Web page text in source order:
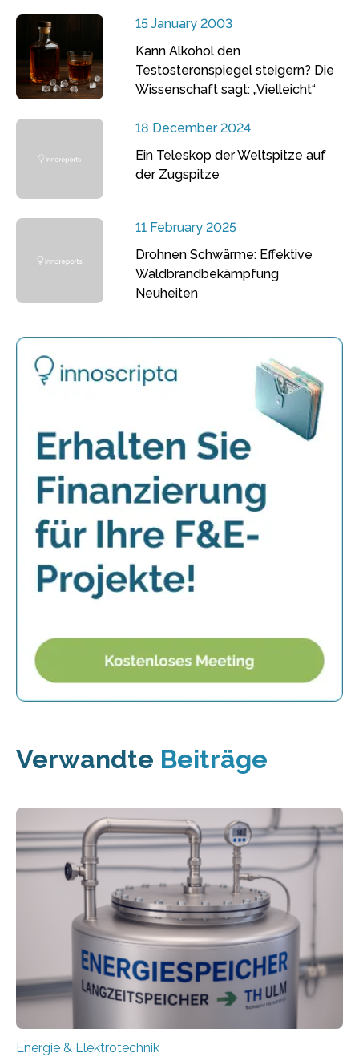
15 January 2003
Kann Alkohol den
Testosteronspiegel steigern? Die
Wissenschaft sagt: „Vielleicht“
18 December 2024
Ein Teleskop der Weltspitze auf
der Zugspitze
11 February 2025
Drohnen Schwärme: Effektive
Waldbrandbekämpfung
Neuheiten
Verwandte Beiträge
Energie & Elektrotechnik